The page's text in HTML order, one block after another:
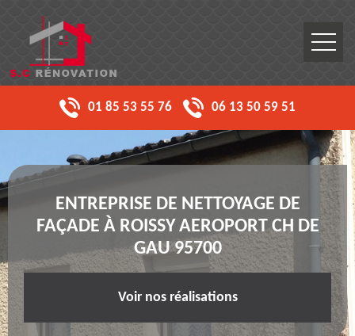
01 85 53 55 76 06 13 50 59 51
ENTREPRISE DE NETTOYAGE DE
FAÇADE À ROISSY AEROPORT CH DE
GAU 95700
Voir nos réalisations